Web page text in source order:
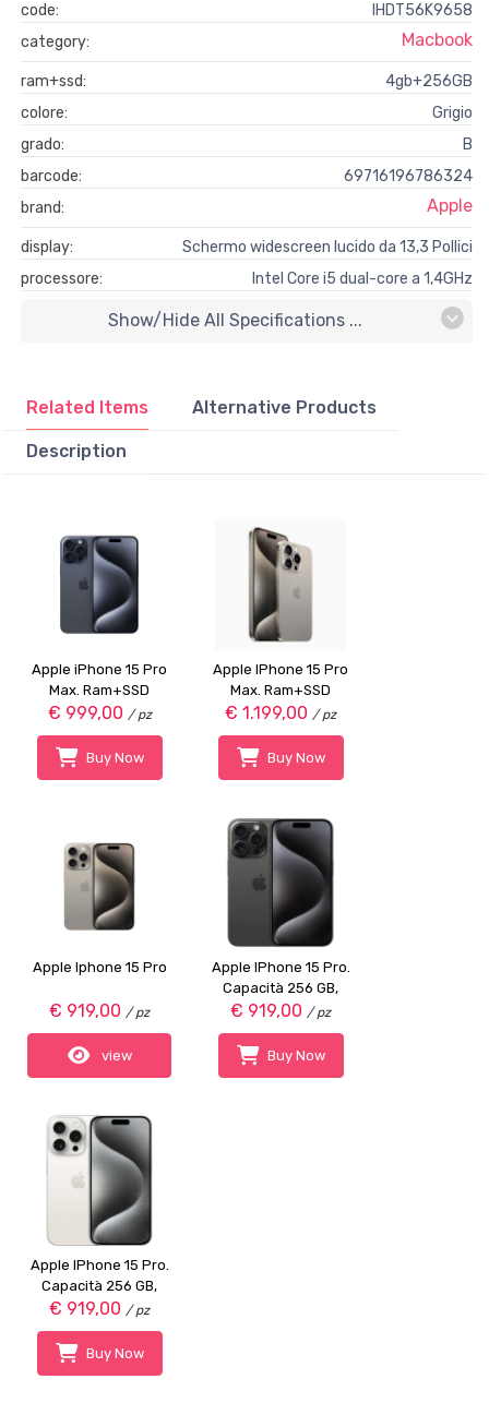
code:
IHDT56K9658
category:
Macbook
ram+ssd:
4gb+256GB
colore:
Grigio
grado:
B
barcode:
69716196786324
brand:
Apple
display:
Schermo widescreen lucido da 13,3 Pollici
processore:
Intel Core i5 dual-core a 1,4GHz
Show/hide All Specifications ...
Related Items Alternative Products
Description
Apple iPhone 15 Pro
Max. Ram+SSD
8GB+256 GB, Grado
A, Colore Titanio Blu,
Connessione 5G
€ 999,00 / pz
Buy Now
Apple IPhone 15 Pro
Max. Ram+SSD
8GB+512 GB, Grado
A, Colore Titanio
Naturale,
Connessione 5G
€ 1.199,00 / pz
Buy Now
Apple Iphone 15 Pro
€ 919,00 / pz
view
Apple IPhone 15 Pro.
Capacità 256 GB,
Grado A, Colore
Black, Connessione
5G
€ 919,00 / pz
Buy Now
Apple IPhone 15 Pro.
Capacità 256 GB,
Grado A, Colore
White, Connessione
5G
€ 919,00 / pz
Buy Now